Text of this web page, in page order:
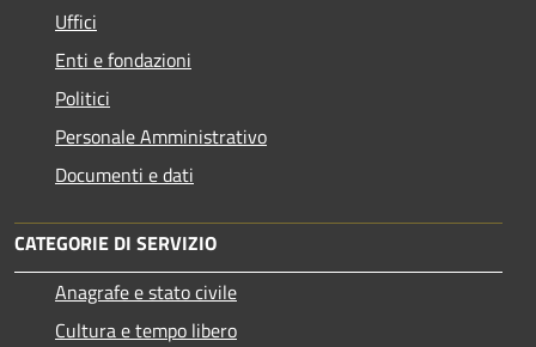
Uffici
Enti e fondazioni
Politici
Personale Amministrativo
Documenti e dati
CATEGORIE DI SERVIZIO
Anagrafe e stato civile
Cultura e tempo libero